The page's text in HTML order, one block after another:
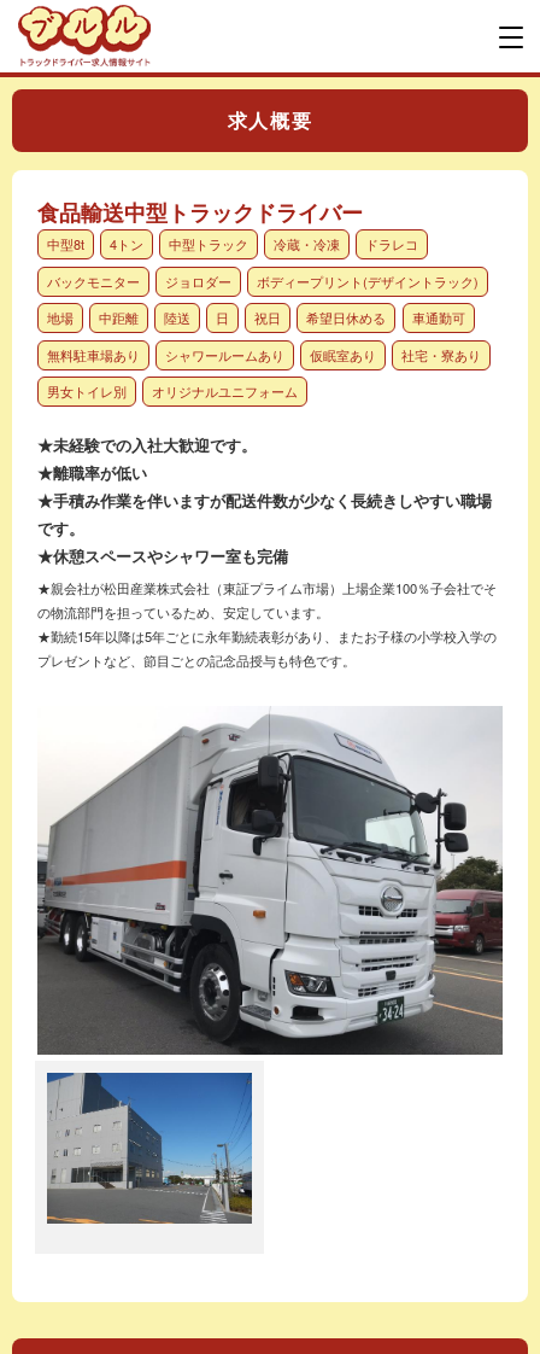
求人概要
食品輸送中型トラックドライバー
中型8t 4トン 中型トラック 冷蔵・冷凍
ドラレコ
バックモニター
ジョロダー
ボディープリント(デザイントラック)
地場
中距離 陸送 日 祝日 希望日休める
車通勤可
無料駐車場あり
シャワールームあり 仮眠室あり
社宅・寮あり
男女トイレ別
オリジナルユニフォーム
★未経験での入社大歓迎です。
★離職率が低い
★手積み作業を伴いますが配送件数が少なく長続きしやすい職場
です。
★休憩スペースやシャワー室も完備
★親会社が松田産業株式会社（東証プライム市場）上場企業100％子会社でそ
の物流部門を担っているため、安定しています。
★勤続15年以降は5年ごとに永年勤続表彰があり、またお子様の小学校入学の
プレゼントなど、節目ごとの記念品授与も特色です。